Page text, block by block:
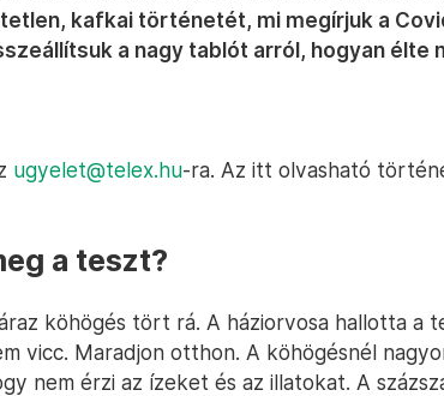
kafkai történetét, mi megírjuk a
a nagy tablót arról, hogyan élte
ugyelet@telex.hu-ra. Az itt olvasható
a teszt?
köhögés tört rá. A háziorvosa hallotta a
vicc. Maradjon otthon. A köhögésnél
nem érzi az ízeket és az illatokat. A